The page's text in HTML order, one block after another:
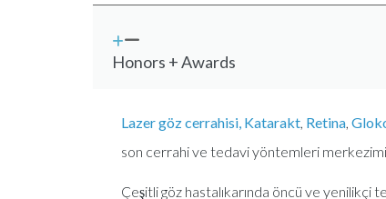
Honors + Awards
Lazer göz cerrahisi, Katarakt, Retina,
son cerrahi ve tedavi yöntemleri
Çeşitli göz hastalıkarında öncü ve yenilikçi